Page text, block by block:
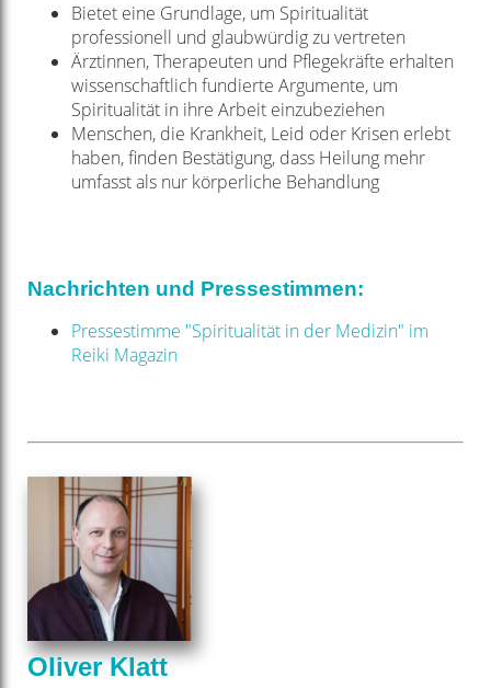
Bietet eine Grundlage, um Spiritualität
professionell und glaubwürdig zu vertreten
Ärztinnen, Therapeuten und Pflegekräfte erhalten
wissenschaftlich fundierte Argumente, um
Spiritualität in ihre Arbeit einzubeziehen
Menschen, die Krankheit, Leid oder Krisen erlebt
haben, finden Bestätigung, dass Heilung mehr
umfasst als nur körperliche Behandlung
Nachrichten und Pressestimmen:
Pressestimme "Spiritualität in der Medizin" im
Reiki Magazin
Oliver Klatt